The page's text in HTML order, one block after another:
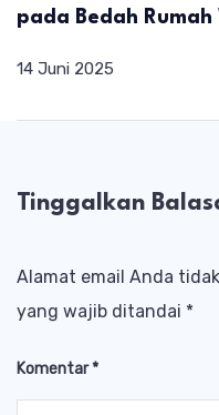
pada Bedah
14 Juni 2025
Tinggalkan
Alamat email Anda
yang wajib ditandai *
Komentar*